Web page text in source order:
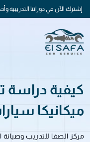
إشترك الآن في دوراتنا التدريبية
كيفية
ميكانيكا
مركز الصفا للتدريب وصيانة